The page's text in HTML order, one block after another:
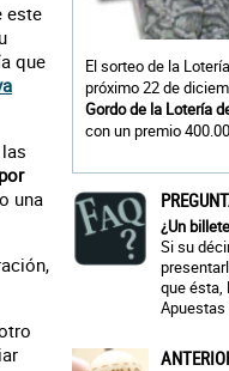
este
que
una
El sorteo de la
próximo 22 de
Gordo de la Lotería
con un premio
¿Un
Si su
que ésta,
Apuestas